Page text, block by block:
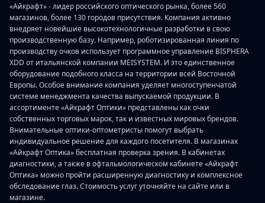
«Айкрафт» - лидер российского оптического рынка, более 560
магазинов, более 130 городов присутствия. Компания активно
внедряет новейшие высокотехнологичные разработки в свою
производственную базу. Например, роботизированная линия по
производству очков использует программное управление BISPHERA
XDD от итальянской компании MEISYSTEM. И это единственное
оборудование подобного класса на территории всей Восточной
Европы. Особое внимание компания уделяет многоступенчатой
системе менеджмента качества выпускаемой продукции. В
ассортименте «Айкрафт Оптики» представлены как очки
собственных торговых марок, так и известных мировых брендов.
Внимательные оптики-оптометристы помогут выбрать
индивидуальное решение для каждого посетителя. В магазинах
«Айкрафт Оптика» бесплатная проверка зрения. В кабинетах
диагностики, а также в офтальмологическом кабинете «Айкрафт
Оптика» можно пройти расширенную диагностику и комплексное
обследование глаз. Стоимость услуг уточняйте на сайте или в
магазине.